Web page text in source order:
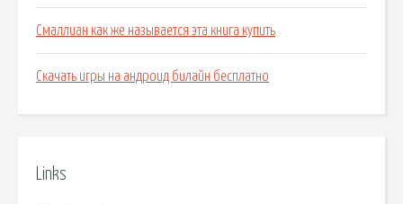
Смаллиан как же называется эта книга купить
Скачать игры на андроид билайн бесплатно
Links